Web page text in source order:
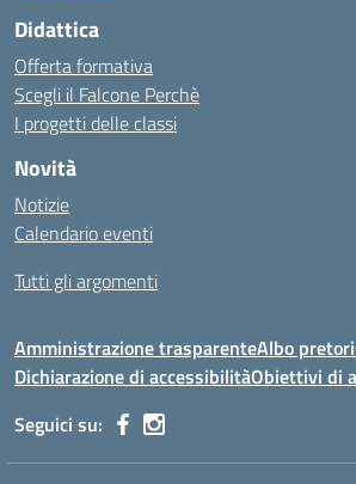
Didattica
Offerta formativa
Scegli il Falcone Perchè
I progetti delle classi
Novità
Notizie
Calendario eventi
Tutti gli argomenti
Amministrazione trasparenteAlbo
Dichiarazione di accessibilitàObiettivi di
Seguici su: